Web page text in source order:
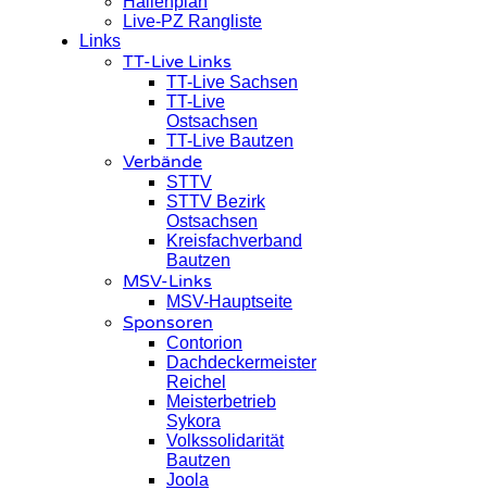
Live-PZ Rangliste
Links
TT-Live Links
TT-Live Sachsen
TT-Live
Ostsachsen
TT-Live Bautzen
Verbände
STTV
STTV Bezirk
Ostsachsen
Kreisfachverband
Bautzen
MSV-Links
MSV-Hauptseite
Sponsoren
Contorion
Dachdeckermeister
Reichel
Meisterbetrieb
Sykora
Volkssolidarität
Bautzen
Joola